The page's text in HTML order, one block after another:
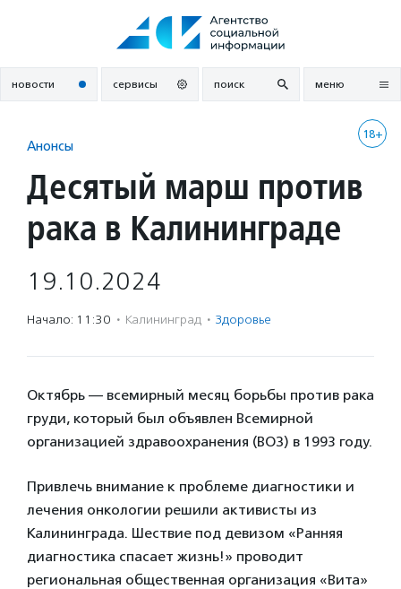
новости сервисы поиск меню
18+
Анонсы
Десятый марш против
рака в Калининграде
19.10.2024
Начало: 11:30 · Калининград · Здоровье
Октябрь — всемирный месяц борьбы против рака
груди, который был объявлен Всемирной
организацией здравоохранения (ВОЗ) в 1993 году.
Привлечь внимание к проблеме диагностики и
лечения онкологии решили активисты из
Калининграда. Шествие под девизом «Ранняя
диагностика спасает жизнь!» проводит
региональная общественная организация «Вита»